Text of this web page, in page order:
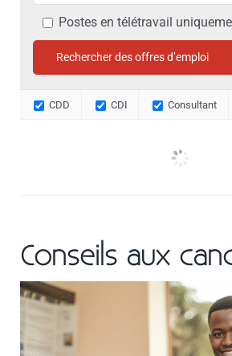
Postes en télétravail
CDD CDI Consultant
Conseils aux